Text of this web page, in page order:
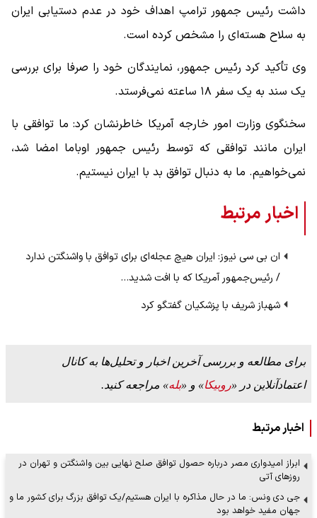
داشت رئیس جمهور ترامپ اهداف خود در عدم دستیابی ایران
به سلاح هسته‌ای را مشخص کرده است.
وی تأکید کرد رئیس جمهور، نمایندگان خود را صرفا برای بررسی
یک سند به یک سفر ۱۸ ساعته نمی‌فرستد.
سخنگوی وزارت امور خارجه آمریکا خاطرنشان کرد: ما توافقی با
ایران مانند توافقی که توسط رئیس جمهور اوباما امضا شد،
نمی‌خواهیم. ما به دنبال توافق بد با ایران نیستیم.
اخبار مرتبط
ان بی سی نیوز: ایران هیچ عجله‌ای برای توافق با واشنگتن ندارد
/ رئیس‌جمهور آمریکا که با افت شدید…
شهباز شریف با پزشکیان گفتگو کرد
برای مطالعه و بررسی آخرین اخبار و تحلیل‌ها به کانال
اعتمادآنلاین در «روبیکا» و «بله» مراجعه کنید.
اخبار مرتبط
ابراز امیدواری مصر درباره حصول توافق صلح نهایی بین واشنگتن و تهران در
روزهای آتی
جی دی ونس: ما در حال مذاکره با ایران هستیم/یک توافق بزرگ برای کشور ما و
جهان مفید خواهد بود